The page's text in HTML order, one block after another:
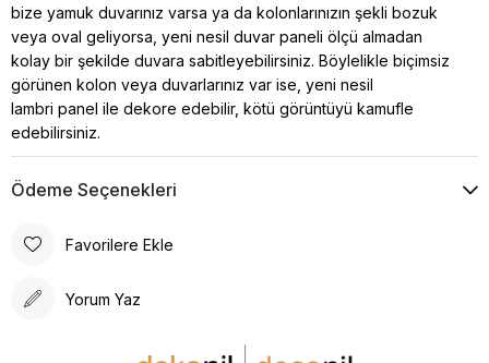
bize yamuk duvarınız varsa ya da kolonlarınızın şekli bozuk
veya oval geliyorsa, yeni nesil duvar paneli ölçü almadan
kolay bir şekilde duvara sabitleyebilirsiniz. Böylelikle biçimsiz
görünen kolon veya duvarlarınız var ise, yeni nesil
lambri panel ile dekore edebilir, kötü görüntüyü kamufle
edebilirsiniz.
Ödeme Seçenekleri
Favorilere Ekle
Yorum Yaz